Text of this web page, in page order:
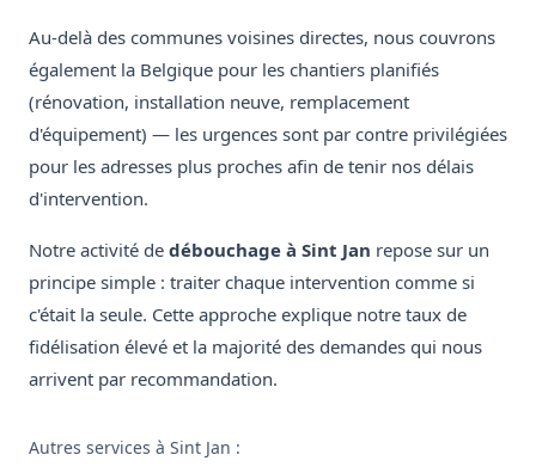
Au-delà des communes voisines directes, nous couvrons
également la Belgique pour les chantiers planifiés
(rénovation, installation neuve, remplacement
d'équipement) — les urgences sont par contre privilégiées
pour les adresses plus proches afin de tenir nos délais
d'intervention.
Notre activité de débouchage à Sint Jan repose sur un
principe simple : traiter chaque intervention comme si
c'était la seule. Cette approche explique notre taux de
fidélisation élevé et la majorité des demandes qui nous
arrivent par recommandation.
Autres services à Sint Jan :